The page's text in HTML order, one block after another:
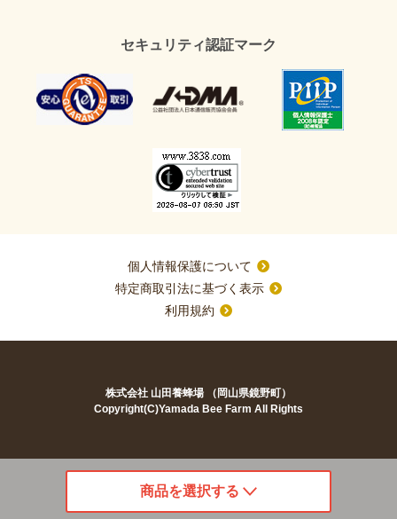
セキュリティ認証マーク
個人情報保護について
特定商取引法に基づく表示
利用規約
株式会社 山田養蜂場 （岡山県鏡野町）
Copyright(C)Yamada Bee Farm All Rights
商品を選択する